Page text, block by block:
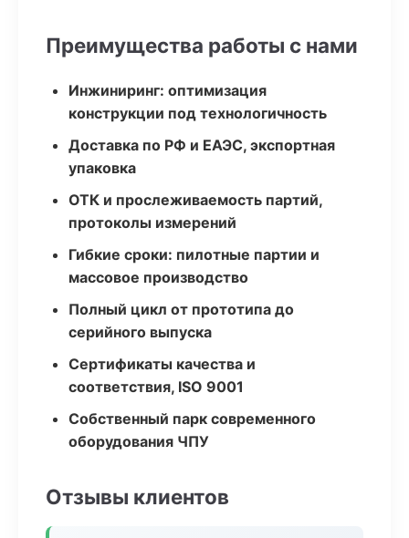
Преимущества работы с нами
Инжиниринг: оптимизация
конструкции под технологичность
Доставка по РФ и ЕАЭС, экспортная
упаковка
ОТК и прослеживаемость партий,
протоколы измерений
Гибкие сроки: пилотные партии и
массовое производство
Полный цикл от прототипа до
серийного выпуска
Сертификаты качества и
соответствия, ISO 9001
Собственный парк современного
оборудования ЧПУ
Отзывы клиентов